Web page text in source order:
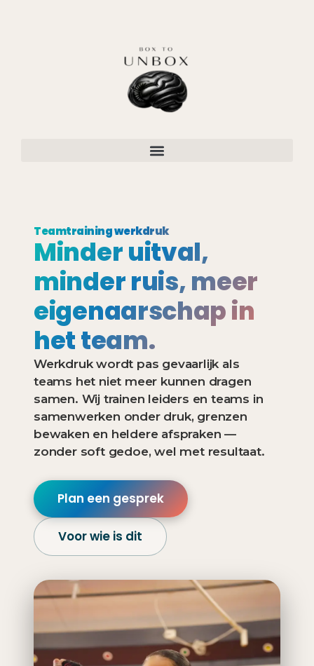
Teamtraining werkdruk
Minder uitval,
minder ruis, meer
eigenaarschap in
het team.
Werkdruk wordt pas gevaarlijk als
teams het niet meer kunnen dragen
samen. Wij trainen leiders en teams in
samenwerken onder druk, grenzen
bewaken en heldere afspraken —
zonder soft gedoe, wel met resultaat.
Plan een gesprek
Voor wie is dit